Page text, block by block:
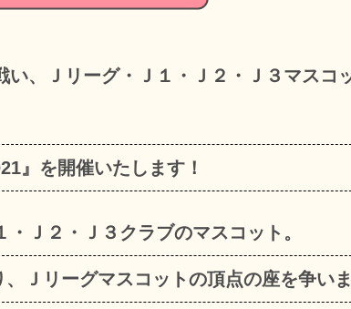
、Ｊリーグ・Ｊ１・Ｊ２・Ｊ３マスコ
』を開催いたします！
Ｊ２・Ｊ３クラブのマスコット。
Ｊリーグマスコットの頂点の座を争いま